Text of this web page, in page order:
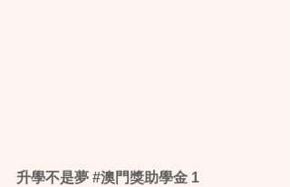
升學不是夢 ‪#‎澳門獎助學金‬ 1